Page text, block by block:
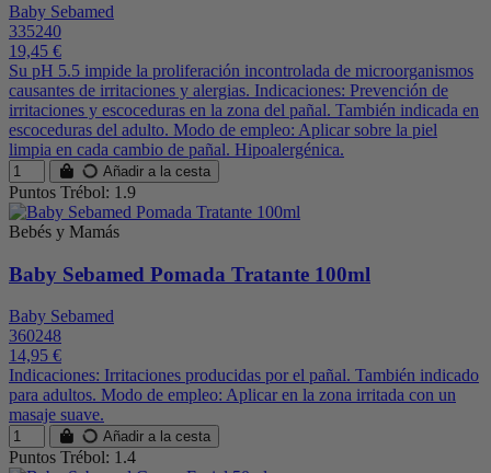
Baby Sebamed
335240
19,45 €
Su pH 5.5 impide la proliferación incontrolada de microorganismos
causantes de irritaciones y alergias. Indicaciones: Prevención de
irritaciones y escoceduras en la zona del pañal. También indicada en
escoceduras del adulto. Modo de empleo: Aplicar sobre la piel
limpia en cada cambio de pañal. Hipoalergénica.
Añadir a la cesta
Puntos Trébol: 1.9
Bebés y Mamás
Baby Sebamed Pomada Tratante 100ml
Baby Sebamed
360248
14,95 €
Indicaciones: Irritaciones producidas por el pañal. También indicado
para adultos. Modo de empleo: Aplicar en la zona irritada con un
masaje suave.
Añadir a la cesta
Puntos Trébol: 1.4